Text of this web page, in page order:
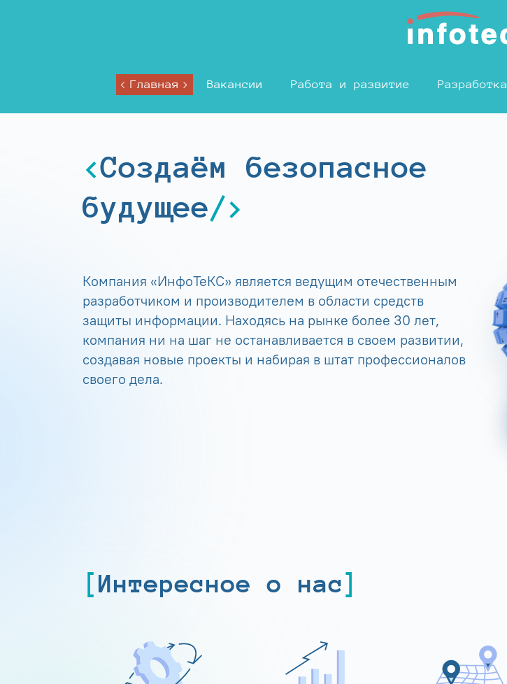
Главная Вакансии Работа и развитие Разработка
Создаём безопасное
будущее
Компания «ИнфоТеКС» является ведущим отечественным
разработчиком и производителем в области средств
защиты информации. Находясь на рынке более 30 лет,
компания ни на шаг не останавливается в своем развитии,
создавая новые проекты и набирая в штат профессионалов
своего дела.
Интересное о нас